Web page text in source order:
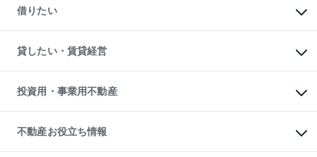
中古一戸建ての購入
不動産購入の流れ
注目キーワード物件特集
購入ガイド
English 繁体中文簡体中文
一戸建ての売却・査定
土地の売却・査定
スピードAI査定
不動産査定について
不動産売却の流れ
不動産買換えの流れ
売却ガイド
借りたい
オフィス・店舗の賃貸
借りるときの流れ
借りるガイド
貸したい・賃貸経営
マンション賃料データ
賃貸管理プラン
リロケーションについて
貸すガイド
投資用・事業用不動産
事業用不動産
マンション投資
投資用マンション
不動産お役立ち情報